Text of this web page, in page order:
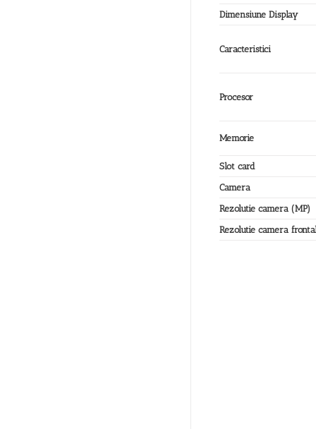
Dimensiune Display
Caracteristici
Procesor
Memorie
Slot card
Camera
Rezolutie camera (MP)
Rezolutie camera